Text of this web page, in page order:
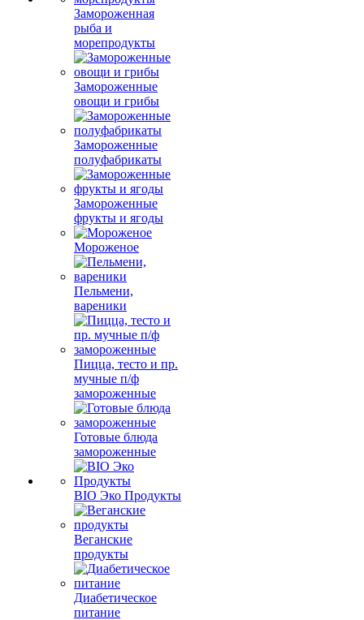
Замороженная
рыба и
морепродукты
Замороженные
овощи и грибы
Замороженные
полуфабрикаты
Замороженные
фрукты и ягоды
Мороженое
Пельмени,
вареники
Пицца, тесто и пр.
мучные п/ф
замороженные
Готовые блюда
замороженные
BIO Эко Продукты
Веганские
продукты
Диабетическое
питание